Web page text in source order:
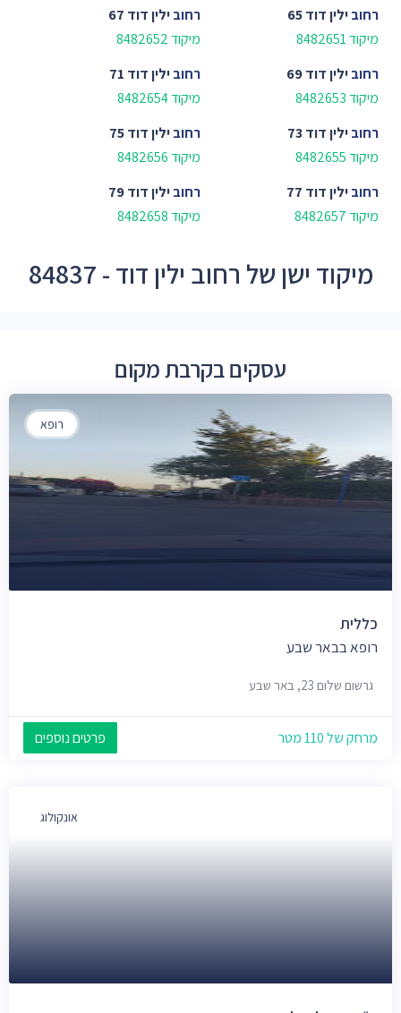
רחובילין דוד 65
מיקוד 8482651
רחובילין דוד 67
מיקוד 8482652
רחובילין דוד 69
מיקוד 8482653
רחובילין דוד 71
מיקוד 8482654
רחובילין דוד 73
מיקוד 8482655
רחובילין דוד 75
מיקוד 8482656
רחובילין דוד 77
מיקוד 8482657
רחובילין דוד 79
מיקוד 8482658
מיקוד ישן של רחוב ילין דוד - 84837
עסקים בקרבת מקום
רופא
כללית
רופא בבאר שבע
גרשום שלום 23, באר שבע
מרחק של 110 מטר פרטים נוספים
אונקולוג